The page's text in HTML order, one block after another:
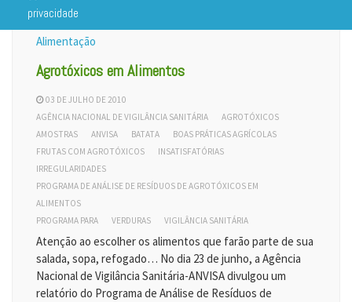
privacidade
Alimentação
Agrotóxicos em Alimentos
03 DE JULHO DE 2010
AGÊNCIA NACIONAL DE VIGILÂNCIA SANITÁRIA
AGROTÓXICOS
AMOSTRAS
ANVISA BATATA
BOAS PRÁTICAS AGRÍCOLAS
FRUTAS COM AGROTÓXICOS
INSATISFATÓRIAS
IRREGULARIDADES
PROGRAMA DE ANÁLISE DE RESÍDUOS DE AGROTÓXICOS EM
ALIMENTOS
PROGRAMA PARA
VERDURAS VIGILÂNCIA SANITÁRIA
Atenção ao escolher os alimentos que farão parte de sua
salada, sopa, refogado… No dia 23 de junho, a Agência
Nacional de Vigilância Sanitária-ANVISA divulgou um
relatório do Programa de Análise de Resíduos de